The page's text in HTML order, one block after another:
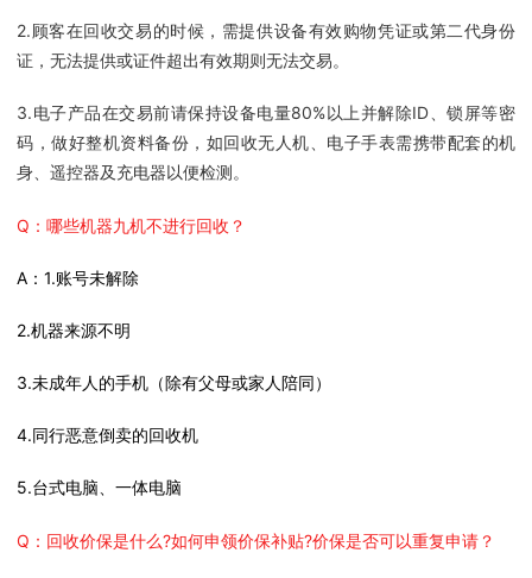
2.顾客在回收交易的时候，需提供设备有效购物凭证或第二代身份
证，无法提供或证件超出有效期则无法交易。
3.电子产品在交易前请保持设备电量80%以上并解除ID、锁屏等密
码，做好整机资料备份，如回收无人机、电子手表需携带配套的机
身、遥控器及充电器以便检测。
Q：哪些机器九机不进行回收？
A：1.账号未解除
2.机器来源不明
3.未成年人的手机（除有父母或家人陪同）
4.同行恶意倒卖的回收机
5.台式电脑、一体电脑
Q：回收价保是什么?如何申领价保补贴?价保是否可以重复申请？